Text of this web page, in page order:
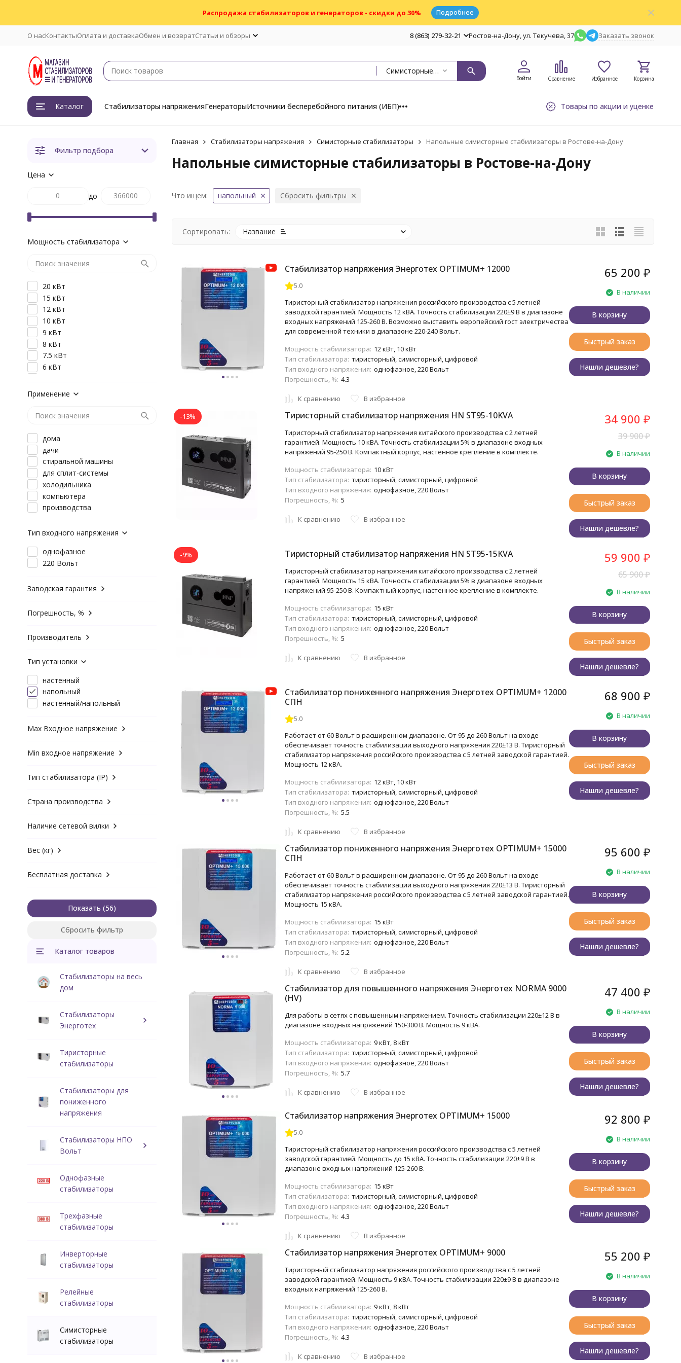
Распродажа стабилизаторов и генераторов - скидки до 30% Подробнее
О насКонтактыОплата и доставкаОбмен и возвратСтатьи и обзоры 8 (863) 279-32-21 Ростов-на-Дону, ул. Текучева, 37 Заказать звонок
Симисторные стабилизаторы
Войти Сравнение Избранное Корзина
Каталог Стабилизаторы напряженияГенераторыИсточники бесперебойного питания (ИБП) Товары по акции и уценке
Главная Стабилизаторы напряжения Симисторные стабилизаторы Напольные симисторные стабилизаторы в Ростове-на-Дону
Напольные симисторные стабилизаторы в Ростове-на-Дону
Что ищем: напольный Сбросить фильтры
Сортировать: Название
Стабилизатор напряжения Энерготех OPTIMUM+ 12000
5.0
Тиристорный стабилизатор напряжения российского производства с 5 летней
заводской гарантией. Мощность 12 кВА. Точность стабилизации 220±9 В в диапазоне
входных напряжений 125-260 В. Возможно выставить европейский гост электричества
для современной техники в диапазоне 220-240 Вольт.
Мощность стабилизатора: 12 кВт, 10 кВт
Тип стабилизатора: тиристорный, симисторный, цифровой
Тип входного напряжения: однофазное, 220 Вольт
Погрешность, %: 4.3
К сравнению В избранное
65 200 ₽
В наличии
В корзину
Быстрый заказ
Нашли дешевле?
-13% Тиристорный стабилизатор напряжения HN ST95-10KVA
Тиристорный стабилизатор напряжения китайского производства с 2 летней
гарантией. Мощность 10 кВА. Точность стабилизации 5% в диапазоне входных
напряжений 95-250 В. Компактный корпус, настенное крепление в комплекте.
Мощность стабилизатора: 10 кВт
Тип стабилизатора: тиристорный, симисторный, цифровой
Тип входного напряжения: однофазное, 220 Вольт
Погрешность, %: 5
К сравнению В избранное
34 900 ₽
39 900₽
В наличии
В корзину
Быстрый заказ
Нашли дешевле?
-9% Тиристорный стабилизатор напряжения HN ST95-15KVA
Тиристорный стабилизатор напряжения китайского производства с 2 летней
гарантией. Мощность 15 кВА. Точность стабилизации 5% в диапазоне входных
напряжений 95-250 В. Компактный корпус, настенное крепление в комплекте.
Мощность стабилизатора: 15 кВт
Тип стабилизатора: тиристорный, симисторный, цифровой
Тип входного напряжения: однофазное, 220 Вольт
Погрешность, %: 5
К сравнению В избранное
59 900 ₽
65 900₽
В наличии
В корзину
Быстрый заказ
Нашли дешевле?
Стабилизатор пониженного напряжения Энерготех OPTIMUM+ 12000
СПН
5.0
Работает от 60 Вольт в расширенном диапазоне. От 95 до 260 Вольт на входе
обеспечивает точность стабилизации выходного напряжения 220±13 В. Тиристорный
стабилизатор напряжения российского производства с 5 летней заводской гарантией.
Мощность 12 кВА.
Мощность стабилизатора: 12 кВт, 10 кВт
Тип стабилизатора: тиристорный, симисторный, цифровой
Тип входного напряжения: однофазное, 220 Вольт
Погрешность, %: 5.5
К сравнению В избранное
68 900 ₽
В наличии
В корзину
Быстрый заказ
Нашли дешевле?
Стабилизатор пониженного напряжения Энерготех OPTIMUM+ 15000
СПН
Работает от 60 Вольт в расширенном диапазоне. От 95 до 260 Вольт на входе
обеспечивает точность стабилизации выходного напряжения 220±13 В. Тиристорный
стабилизатор напряжения российского производства с 5 летней заводской гарантией.
Мощность 15 кВА.
Мощность стабилизатора: 15 кВт
Тип стабилизатора: тиристорный, симисторный, цифровой
Тип входного напряжения: однофазное, 220 Вольт
Погрешность, %: 5.2
К сравнению В избранное
95 600 ₽
В наличии
В корзину
Быстрый заказ
Нашли дешевле?
Стабилизатор для повышенного напряжения Энерготех NORMA 9000
(HV)
Для работы в сетях с повышенным напряжением. Точность стабилизации 220±12 В в
диапазоне входных напряжений 150-300 В. Мощность 9 кВА.
Мощность стабилизатора: 9 кВт, 8 кВт
Тип стабилизатора: тиристорный, симисторный, цифровой
Тип входного напряжения: однофазное, 220 Вольт
Погрешность, %: 5.7
К сравнению В избранное
47 400 ₽
В наличии
В корзину
Быстрый заказ
Нашли дешевле?
Стабилизатор напряжения Энерготех OPTIMUM+ 15000
5.0
Тиристорный стабилизатор напряжения российского производства с 5 летней
заводской гарантией. Мощность до 15 кВА. Точность стабилизации 220±9 В в
диапазоне входных напряжений 125-260 В.
Мощность стабилизатора: 15 кВт
Тип стабилизатора: тиристорный, симисторный, цифровой
Тип входного напряжения: однофазное, 220 Вольт
Погрешность, %: 4.3
К сравнению В избранное
92 800 ₽
В наличии
В корзину
Быстрый заказ
Нашли дешевле?
Стабилизатор напряжения Энерготех OPTIMUM+ 9000
Тиристорный стабилизатор напряжения российского производства с 5 летней
заводской гарантией. Мощность 9 кВА. Точность стабилизации 220±9 В в диапазоне
входных напряжений 125-260 В.
Мощность стабилизатора: 9 кВт, 8 кВт
Тип стабилизатора: тиристорный, симисторный, цифровой
Тип входного напряжения: однофазное, 220 Вольт
Погрешность, %: 4.3
К сравнению В избранное
55 200 ₽
В наличии
В корзину
Быстрый заказ
Нашли дешевле?
Фильтр подбора
Цена
до
Мощность стабилизатора
20 кВт
15 кВт
12 кВт
10 кВт
9 кВт
8 кВт
7.5 кВт
6 кВт
Применение
дома
дачи
стиральной машины
для сплит-системы
холодильника
компьютера
производства
Тип входного напряжения
однофазное
220 Вольт
Заводская гарантия
Погрешность, %
Производитель
Тип установки
настенный
напольный
настенный/напольный
Max Входное напряжение
Min входное напряжение
Тип стабилизатора (IP)
Страна производства
Наличие сетевой вилки
Вес (кг)
Бесплатная доставка
Показать
Сбросить фильтр
Каталог товаров
Стабилизаторы на весь
дом
Стабилизаторы
Энерготех
Тиристорные
стабилизаторы
Стабилизаторы для
пониженного
напряжения
Стабилизаторы НПО
Вольт
Однофазные
стабилизаторы
Трехфазные
стабилизаторы
Инверторные
стабилизаторы
Релейные
стабилизаторы
Симисторные
стабилизаторы